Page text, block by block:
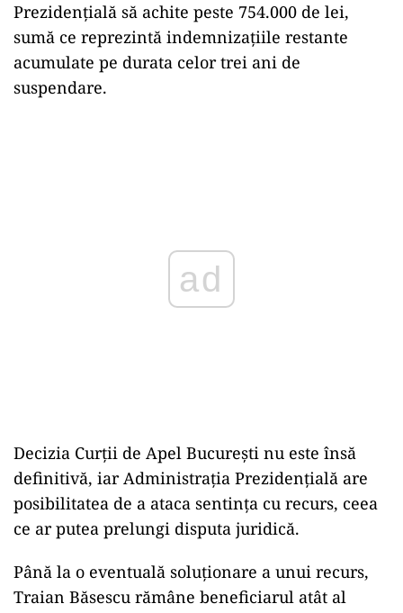
Prezidențială să achite peste 754.000 de lei,
sumă ce reprezintă indemnizațiile restante
acumulate pe durata celor trei ani de
suspendare.
ad
Decizia Curții de Apel București nu este însă
definitivă, iar Administrația Prezidențială are
posibilitatea de a ataca sentința cu recurs, ceea
ce ar putea prelungi disputa juridică.
Până la o eventuală soluționare a unui recurs,
Traian Băsescu rămâne beneficiarul atât al